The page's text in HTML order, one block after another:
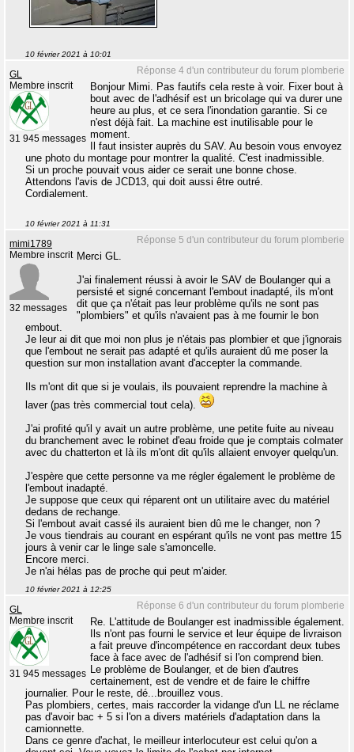
10 février 2021 à 10:01
Réponse 4 d'un contributeur du forum plomberie
GL
Membre inscrit
31 945 messages
Bonjour Mimi. Pas fautifs cela reste à voir. Fixer bout à
bout avec de l'adhésif est un bricolage qui va durer une
heure au plus, et ce sera l'inondation garantie. Si ce
n'est déjà fait. La machine est inutilisable pour le
moment.
Il faut insister auprès du SAV. Au besoin vous envoyez
une photo du montage pour montrer la qualité. C'est inadmissible.
Si un proche pouvait vous aider ce serait une bonne chose.
Attendons l'avis de JCD13, qui doit aussi être outré.
Cordialement.
10 février 2021 à 11:31
Réponse 5 d'un contributeur du forum plomberie
mimi1789
Membre inscrit
32 messages
Merci GL.
J'ai finalement réussi à avoir le SAV de Boulanger qui a
persisté et signé concernant l'embout inadapté, ils m'ont
dit que ça n'était pas leur problème qu'ils ne sont pas
"plombiers" et qu'ils n'avaient pas à me fournir le bon
embout.
Je leur ai dit que moi non plus je n'étais pas plombier et que j'ignorais
que l'embout ne serait pas adapté et qu'ils auraient dû me poser la
question sur mon installation avant d'accepter la commande.
Ils m'ont dit que si je voulais, ils pouvaient reprendre la machine à
laver (pas très commercial tout cela).
J'ai profité qu'il y avait un autre problème, une petite fuite au niveau
du branchement avec le robinet d'eau froide que je comptais colmater
avec du chatterton et là ils m'ont dit qu'ils allaient envoyer quelqu'un.
J'espère que cette personne va me régler également le problème de
l'embout inadapté.
Je suppose que ceux qui réparent ont un utilitaire avec du matériel
dedans de rechange.
Si l'embout avait cassé ils auraient bien dû me le changer, non ?
Je vous tiendrais au courant en espérant qu'ils ne vont pas mettre 15
jours à venir car le linge sale s'amoncelle.
Encore merci.
Je n'ai hélas pas de proche qui peut m'aider.
10 février 2021 à 12:25
Réponse 6 d'un contributeur du forum plomberie
GL
Membre inscrit
31 945 messages
Re. L'attitude de Boulanger est inadmissible également.
Ils n'ont pas fourni le service et leur équipe de livraison
a fait preuve d'incompétence en raccordant deux tubes
face à face avec de l'adhésif si l'on comprend bien.
Le problème de Boulanger, et de bien d'autres
certainement, est de vendre et de faire le chiffre
journalier. Pour le reste, dé...brouillez vous.
Pas plombiers, certes, mais raccorder la vidange d'un LL ne réclame
pas d'avoir bac + 5 si l'on a divers matériels d'adaptation dans la
camionnette.
Dans ce genre d'achat, le meilleur interlocuteur est celui qu'on a